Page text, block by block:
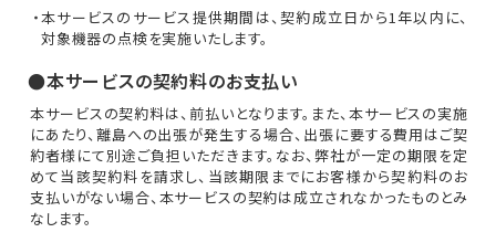
・本サービスのサービス提供期間は、契約成立日から1年以内に、
対象機器の点検を実施いたします。
●本サービスの契約料のお支払い
本サービスの契約料は、前払いとなります。また、本サービスの実施
にあたり、離島への出張が発生する場合、出張に要する費用はご契
約者様にて別途ご負担いただきます。なお、弊社が一定の期限を定
めて当該契約料を請求し、当該期限までにお客様から契約料のお
支払いがない場合、本サービスの契約は成立されなかったものとみ
なします。